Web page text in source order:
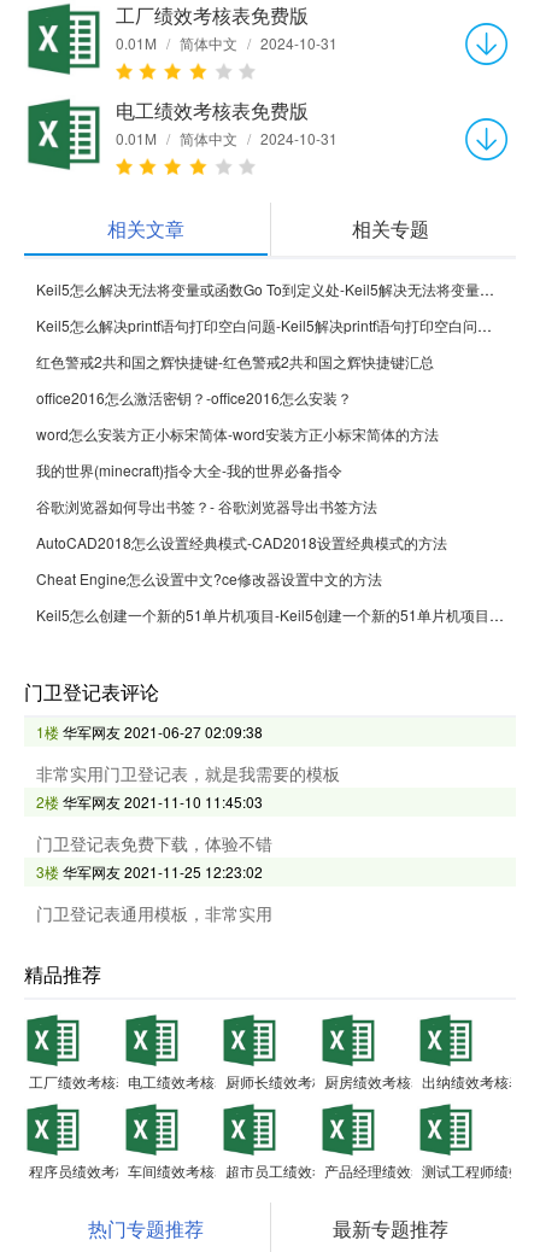
工厂绩效考核表免费版
0.01M / 简体中文 / 2024-10-31
电工绩效考核表免费版
0.01M / 简体中文 / 2024-10-31
相关文章 相关专题
Keil5怎么解决无法将变量或函数Go To到定义处-Keil5解决无法将变量或函数Go To到定义处的方法
Keil5怎么解决printf语句打印空白问题-Keil5解决printf语句打印空白问题的方法
红色警戒2共和国之辉快捷键-红色警戒2共和国之辉快捷键汇总
office2016怎么激活密钥？-office2016怎么安装？
word怎么安装方正小标宋简体-word安装方正小标宋简体的方法
我的世界(minecraft)指令大全-我的世界必备指令
谷歌浏览器如何导出书签？- 谷歌浏览器导出书签方法
AutoCAD2018怎么设置经典模式-CAD2018设置经典模式的方法
Cheat Engine怎么设置中文?ce修改器设置中文的方法
Keil5怎么创建一个新的51单片机项目-Keil5创建一个新的51单片机项目的方法
门卫登记表评论
1楼华军网友2021-06-27 02:09:38
非常实用门卫登记表，就是我需要的模板
2楼华军网友2021-11-10 11:45:03
门卫登记表免费下载，体验不错
3楼华军网友2021-11-25 12:23:02
门卫登记表通用模板，非常实用
精品推荐
工厂绩效考核表电工绩效考核表厨师长绩效考核表厨房绩效考核表出纳绩效考核表
程序员绩效考核表车间绩效考核表超市员工绩效考核表产品经理绩效考核表测试工程师绩效
热门专题推荐 最新专题推荐